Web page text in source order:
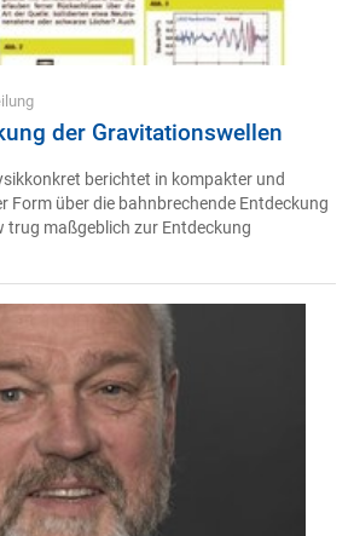
der Gravitationswellen
berichtet in kompakter und
Form über die bahnbrechende Entdeckung
trug maßgeblich zur Entdeckung